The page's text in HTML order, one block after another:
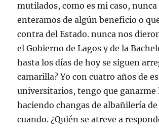
mutilados, como es mi caso, nunca
enteramos de algún beneficio o
contra del Estado. nunca nos
el Gobierno de Lagos y de la
hasta los días de hoy se siguen
camarilla? Yo con cuatro años de
universitarios, tengo que ganarme
haciendo changas de albañilería
cuando. ¿Quién se atreve a